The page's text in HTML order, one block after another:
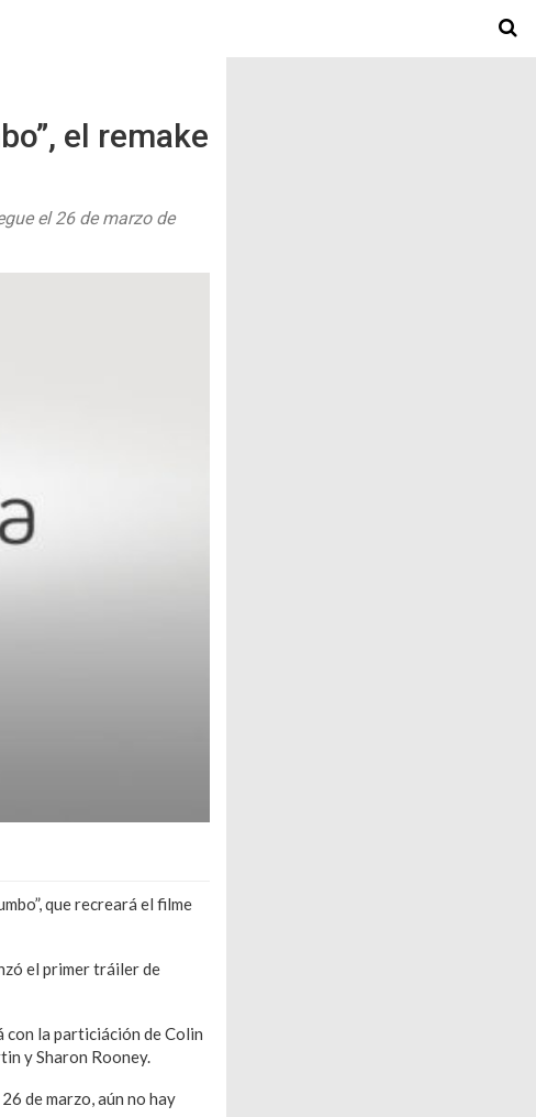
el remake
el 26 de marzo de
que recreará el filme
el primer tráiler de
con la particiáción de Colin
y Sharon Rooney.
de marzo, aún no hay